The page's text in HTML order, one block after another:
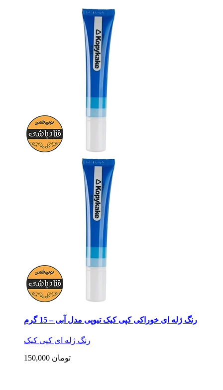
رنگ ژله ای خوراکی کپی کیک تیوپی مدل آبی – 15 گرم
رنگ ژله ای کپی کیک
150,000 تومان